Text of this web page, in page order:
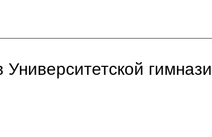
Университетской